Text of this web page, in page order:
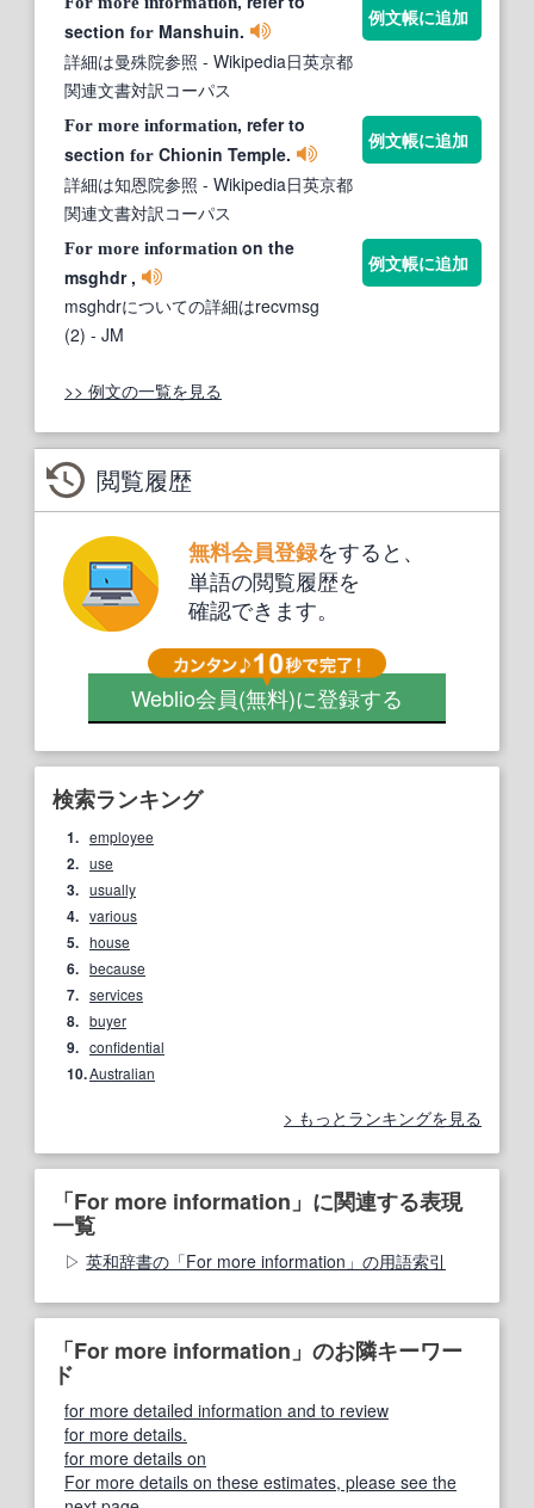
section for Manshuin.
詳細は曼殊院参照 - Wikipedia日英京都
関連文書対訳コーパス
例文帳に追加
For more information, refer to
section for Chionin Temple.
詳細は知恩院参照 - Wikipedia日英京都
関連文書対訳コーパス
例文帳に追加
For more information on the
msghdr ,
msghdrについての詳細はrecvmsg
(2) - JM
例文帳に追加
>> 例文の一覧を見る
閲覧履歴
無料会員登録をすると、
単語の閲覧履歴を
確認できます。
Weblio会員(無料)に登録する
検索ランキング
1. employee
2. use
3. usually
4. various
5. house
6. because
7. services
8. buyer
9. confidential
10.Australian
もっとランキングを見る
「For more information」に関連する表現
一覧
英和辞書の「For more information」の用語索引
「For more information」のお隣キーワー
ド
for more detailed information and to review
for more details.
for more details on
For more details on these estimates, please see the